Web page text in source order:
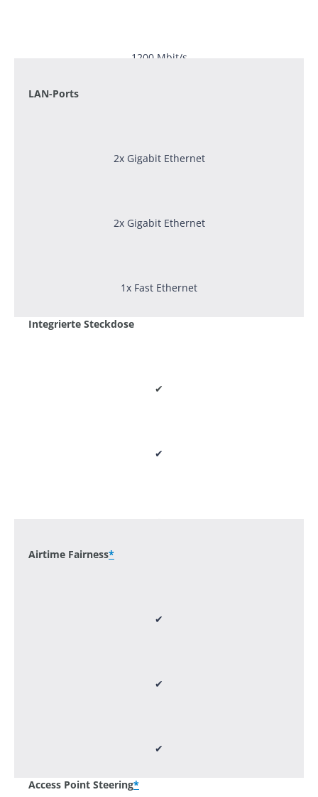
1200 Mbit/s
LAN-Ports
2x Gigabit Ethernet
2x Gigabit Ethernet
1x Fast Ethernet
Integrierte Steckdose
✔
✔
Airtime Fairness*
✔
✔
✔
Access Point Steering*